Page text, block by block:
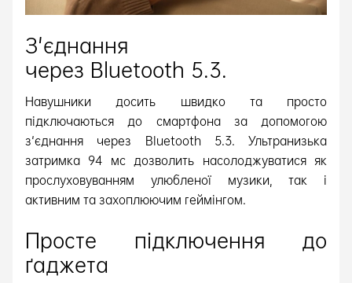
З'єднання
через Bluetooth 5.3.
Навушники досить швидко та просто
підключаються до смартфона за допомогою
з'єднання через Bluetooth 5.3. Ультранизька
затримка 94 мс дозволить насолоджуватися як
прослуховуванням улюбленої музики, так і
активним та захоплюючим геймінгом.
Просте підключення до
ґаджета